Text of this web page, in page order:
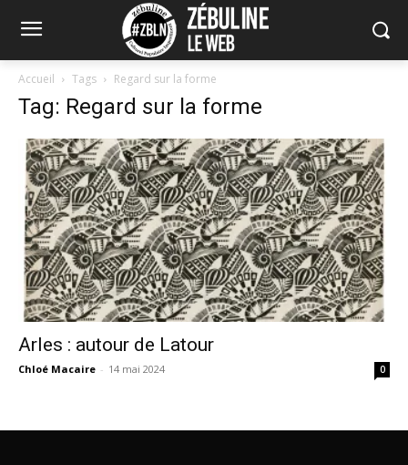
Accueil Tags Regard sur la forme
Tag: Regard sur la forme
Arles : autour de Latour
Chloé Macaire - 14 mai 2024 0